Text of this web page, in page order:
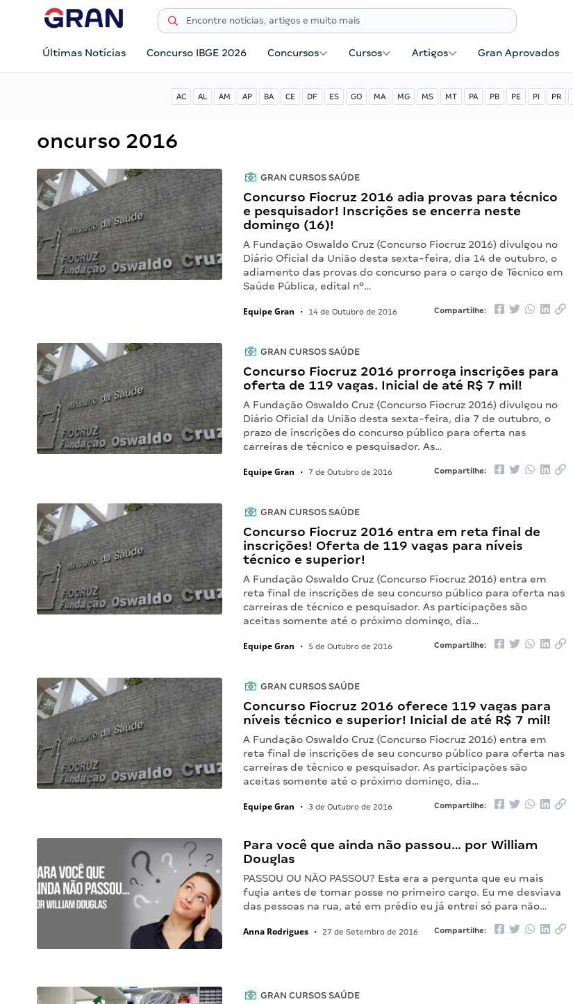
Últimas Notícias Concurso IBGE 2026 Concursos Cursos Artigos Gran Aprovados
AC AL AM AP BA CE DF ES GO MA MG MS MT PA PB PE PI PR
oncurso 2016
GRAN CURSOS SAÚDE
Concurso Fiocruz 2016 adia provas para técnico
e pesquisador! Inscrições se encerra neste
domingo (16)!
A Fundação Oswaldo Cruz (Concurso Fiocruz 2016) divulgou no
Diário Oficial da União desta sexta-feira, dia 14 de outubro, o
adiamento das provas do concurso para o cargo de Técnico em
Saúde Pública, edital nº…
Equipe Gran • 14 de Outubro de 2016 Compartilhe:
GRAN CURSOS SAÚDE
Concurso Fiocruz 2016 prorroga inscrições para
oferta de 119 vagas. Inicial de até R$ 7 mil!
A Fundação Oswaldo Cruz (Concurso Fiocruz 2016) divulgou no
Diário Oficial da União desta sexta-feira, dia 7 de outubro, o
prazo de inscrições do concurso público para oferta nas
carreiras de técnico e pesquisador. As…
Equipe Gran • 7 de Outubro de 2016 Compartilhe:
GRAN CURSOS SAÚDE
Concurso Fiocruz 2016 entra em reta final de
inscrições! Oferta de 119 vagas para níveis
técnico e superior!
A Fundação Oswaldo Cruz (Concurso Fiocruz 2016) entra em
reta final de inscrições de seu concurso público para oferta nas
carreiras de técnico e pesquisador. As participações são
aceitas somente até o próximo domingo, dia…
Equipe Gran • 5 de Outubro de 2016 Compartilhe:
GRAN CURSOS SAÚDE
Concurso Fiocruz 2016 oferece 119 vagas para
níveis técnico e superior! Inicial de até R$ 7 mil!
A Fundação Oswaldo Cruz (Concurso Fiocruz 2016) entra em
reta final de inscrições de seu concurso público para oferta nas
carreiras de técnico e pesquisador. As participações são
aceitas somente até o próximo domingo, dia…
Equipe Gran • 3 de Outubro de 2016 Compartilhe:
Para você que ainda não passou… por William
Douglas
PASSOU OU NÃO PASSOU? Esta era a pergunta que eu mais
fugia antes de tomar posse no primeiro cargo. Eu me desviava
das pessoas na rua, até em prédio eu já entrei só para não…
Anna Rodrigues • 27 de Setembro de 2016 Compartilhe:
GRAN CURSOS SAÚDE